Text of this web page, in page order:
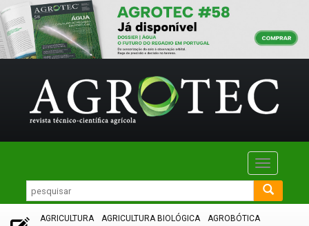
Toggle
AGRICULTURA AGRICULTURA BIOLÓGICA
AGROBÓTICA